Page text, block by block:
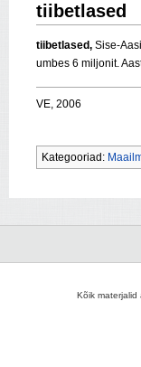
tiibetlased
tiibetlased, Sise-
umbes 6 miljonit.
VE, 2006
Kategooriad:
Kõik materjalid